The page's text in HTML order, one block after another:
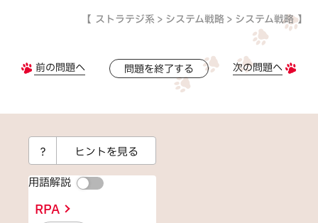
ストラテジ系 > システム戦略 > システム戦略
前の問題へ 問題を終了する 次の問題へ
？
ヒントを見る
用語解説
RPA